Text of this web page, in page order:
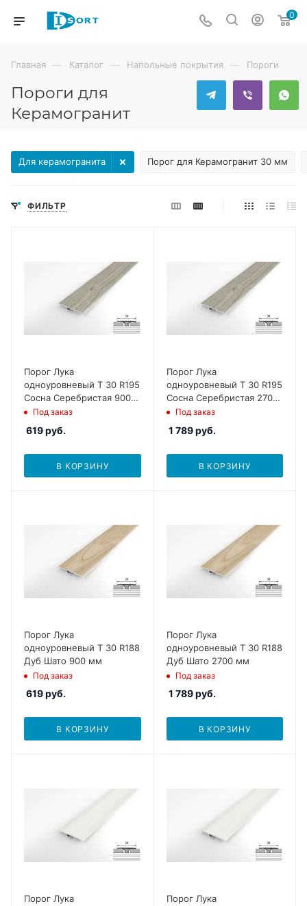
0
Главная — Каталог — Напольные покрытия — Пороги
Пороги для
Керамогранит
Порог для Керамогранит 30 мм
Для керамогранита
ФИЛЬТР
Порог Лука
одноуровневый Т 30 R195
Сосна Серебристая 900
ммПод заказ
619руб.
В КОРЗИНУ
Порог Лука
одноуровневый Т 30 R195
Сосна Серебристая 2700
ммПод заказ
1 789руб.
В КОРЗИНУ
Порог Лука
одноуровневый Т 30 R188
Дуб Шато 900 мм
Под заказ
619руб.
В КОРЗИНУ
Порог Лука
одноуровневый Т 30 R188
Дуб Шато 2700 мм
Под заказ
1 789руб.
В КОРЗИНУ
Порог Лука
Порог Лука